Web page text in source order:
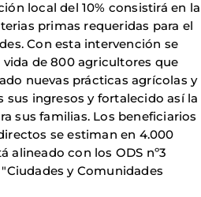
local del 10% consistirá en la
primas requeridas para el
Con esta intervención se
de 800 agricultores que
nuevas prácticas agrícolas y
sus ingresos y fortalecido así la
sus familias. Los beneficiarios
se estiman en 4.000
alineado con los ODS nº3
"Ciudades y Comunidades